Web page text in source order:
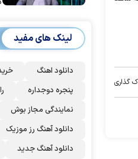
گذاری
لینک های مفید
دانلود اهنگ
پنجره دوجداره
نمایندگی مجاز بوش
دانلود آهنگ رز‌ موزیک
دانلود آهنگ جدید